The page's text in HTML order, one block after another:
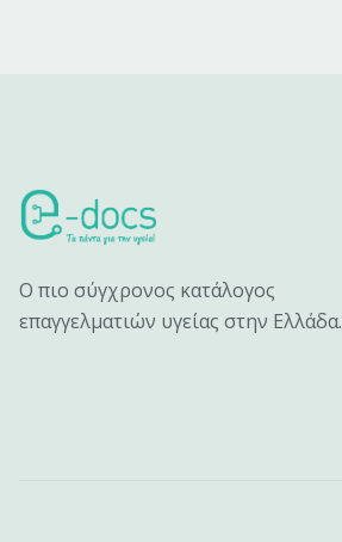
Ο πιο σύγχρονος κατάλογος
επαγγελματιών υγείας στην Ελλάδα.